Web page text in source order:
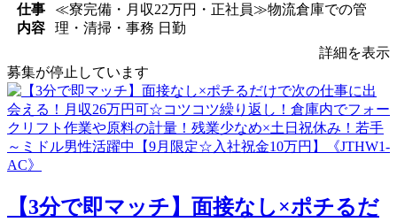
仕事
内容
≪寮完備・月収22万円・正社員≫物流倉庫での管
理・清掃・事務 日勤
詳細を表示
募集が停止しています
【3分で即マッチ】面接なし×ポチるだ